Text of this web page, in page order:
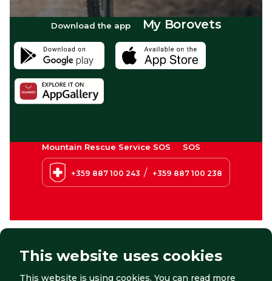
Download the app My Borovets
Mountain Rescue Service SOS SOS
+359 887 100 243 / +359 887 100 238
This website uses cookies
This website is using cookies. You can read more